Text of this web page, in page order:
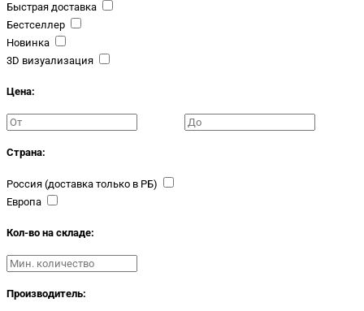
Быстрая доставка
Бестселлер
Новинка
3D визуализация
Цена:
Страна:
Россия (доставка только в РБ)
Европа
Кол-во на складе:
Производитель: